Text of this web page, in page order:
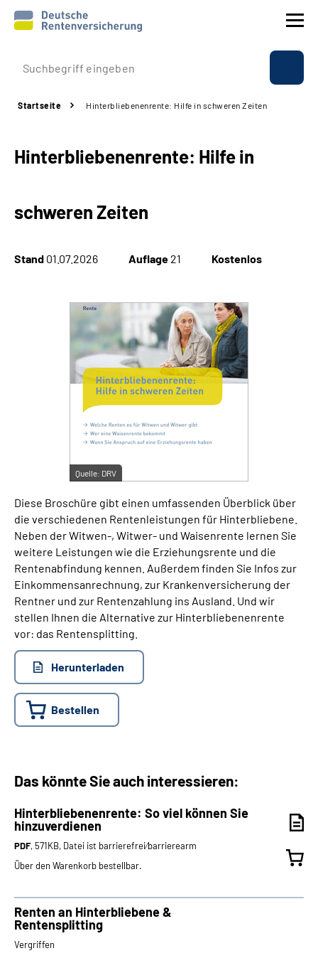
Prävention
Rente
Online-Services
Inhalte in Gebärdensprache (DGS)
Leichte Sprache
Mein Kundenportal
Startseite Hinterbliebenenrente: Hilfe in schweren Zeiten
Hinterbliebenenrente: Hilfe in
schweren Zeiten
Stand 01.07.2026 Auflage 21 Kostenlos
Quelle: DRV
Diese Broschüre gibt einen umfassenden Überblick über
die verschiedenen Rentenleistungen für Hinterbliebene.
Neben der Witwen-, Witwer- und Waisenrente lernen Sie
weitere Leistungen wie die Erziehungsrente und die
Rentenabfindung kennen. Außerdem finden Sie Infos zur
Einkommensanrechnung, zur Krankenversicherung der
Rentner und zur Rentenzahlung ins Ausland. Und wir
stellen Ihnen die Alternative zur Hinterbliebenenrente
vor: das Rentensplitting.
Herunterladen
Bestellen
Das könnte Sie auch interessieren:
Hinterbliebenenrente: So viel können Sie
hinzuverdienen
PDF, 571KB, Datei ist barrierefrei⁄barrierearm
Über den Warenkorb bestellbar.
Renten an Hinterbliebene &
Rentensplitting
Vergriffen